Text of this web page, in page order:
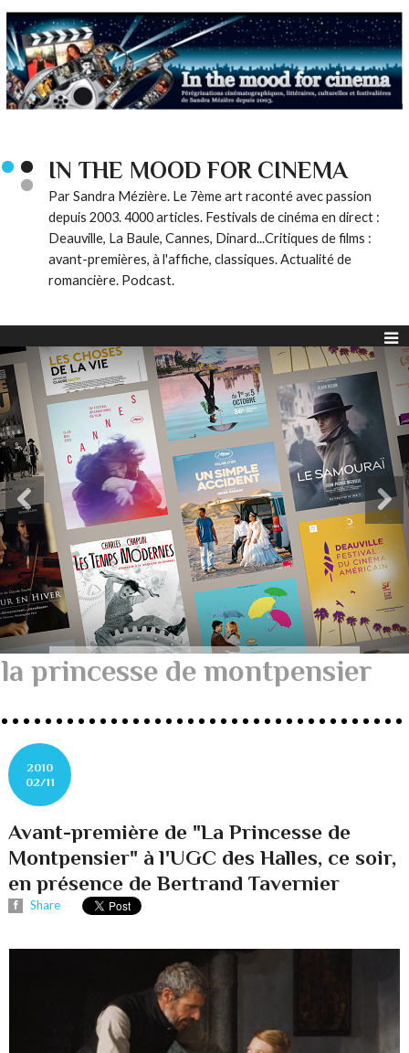
IN THE MOOD FOR CINEMA
Par Sandra Mézière. Le 7ème art raconté avec passion
depuis 2003. 4000 articles. Festivals de cinéma en direct :
Deauville, La Baule, Cannes, Dinard...Critiques de films :
avant-premières, à l'affiche, classiques. Actualité de
romancière. Podcast.
la princesse de montpensier
2010
02/11
Avant-première de "La Princesse de
Montpensier" à l'UGC des Halles, ce soir,
en présence de Bertrand Tavernier
Share